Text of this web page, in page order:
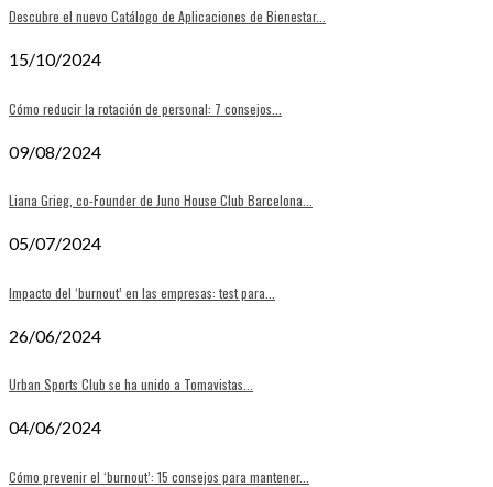
Descubre el nuevo Catálogo de Aplicaciones de Bienestar...
15/10/2024
Cómo reducir la rotación de personal: 7 consejos...
09/08/2024
Liana Grieg, co-Founder de Juno House Club Barcelona...
05/07/2024
Impacto del ‘burnout’ en las empresas: test para...
26/06/2024
Urban Sports Club se ha unido a Tomavistas...
04/06/2024
Cómo prevenir el ‘burnout’: 15 consejos para mantener...